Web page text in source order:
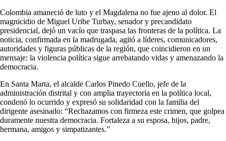
Colombia amaneció de luto y el Magdalena no fue ajeno al dolor. El
magnicidio de Miguel Uribe Turbay, senador y precandidato
presidencial, dejó un vacío que traspasa las fronteras de la política. La
noticia, confirmada en la madrugada, agitó a líderes, comunicadores,
autoridades y figuras públicas de la región, que coincidieron en un
mensaje: la violencia política sigue arrebatando vidas y amenazando la
democracia.
En Santa Marta, el alcalde Carlos Pinedo Cuello, jefe de la
administración distrital y con amplia trayectoria en la política local,
condenó lo ocurrido y expresó su solidaridad con la familia del
dirigente asesinado: “Rechazamos con firmeza este crimen, que golpea
duramente nuestra democracia. Fortaleza a su esposa, hijos, padre,
hermana, amigos y simpatizantes.”